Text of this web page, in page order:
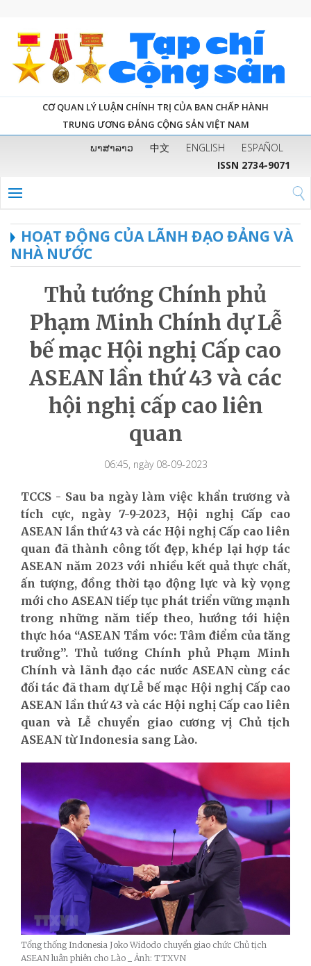
CƠ QUAN LÝ LUẬN CHÍNH TRỊ CỦA BAN CHẤP HÀNH
TRUNG ƯƠNG ĐẢNG CỘNG SẢN VIỆT NAM
ພາສາລາວ 中文 ENGLISH
ESPAÑOL
ISSN 2734-9071
HOẠT ĐỘNG CỦA LÃNH ĐẠO ĐẢNG VÀ
NHÀ NƯỚC
Thủ tướng Chính phủ
Phạm Minh Chính dự Lễ
bế mạc Hội nghị Cấp cao
ASEAN lần thứ 43 và các
hội nghị cấp cao liên
quan
06:45, ngày 08-09-2023
TCCS - Sau ba ngày làm việc khẩn trương và
tích cực, ngày 7-9-2023, Hội nghị Cấp cao
ASEAN lần thứ 43 và các Hội nghị Cấp cao liên
quan đã thành công tốt đẹp, khép lại hợp tác
ASEAN năm 2023 với nhiều kết quả thực chất,
ấn tượng, đồng thời tạo động lực và kỳ vọng
mới cho ASEAN tiếp tục phát triển vững mạnh
trong những năm tiếp theo, hướng tới hiện
thực hóa “ASEAN Tầm vóc: Tâm điểm của tăng
trưởng”. Thủ tướng Chính phủ Phạm Minh
Chính và lãnh đạo các nước ASEAN cùng các
đối tác đã tham dự Lễ bế mạc Hội nghị Cấp cao
ASEAN lần thứ 43 và các Hội nghị Cấp cao liên
quan và Lễ chuyển giao cương vị Chủ tịch
ASEAN từ Indonesia sang Lào.
Tổng thống Indonesia Joko Widodo chuyển giao chức Chủ tịch
ASEAN luân phiên cho Lào _ Ảnh: TTXVN